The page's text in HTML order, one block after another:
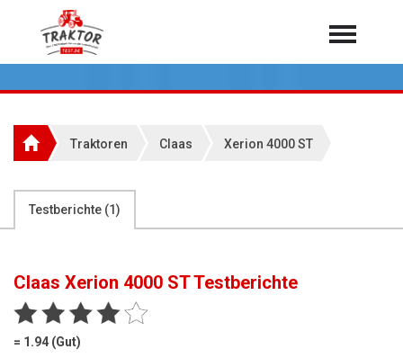
Home
Rundballenpressen
Teleskoplader
Über 7.000 Testberichte
Traktoren Claas Xerion 4000 ST
Testberichte (1)
Claas Xerion 4000 STTestberichte
= 1.94 (Gut)